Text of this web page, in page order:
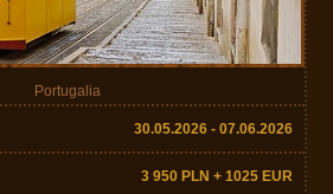
Portugalia
30.05.2026 - 07.06.2026
3 950 PLN + 1025 EUR